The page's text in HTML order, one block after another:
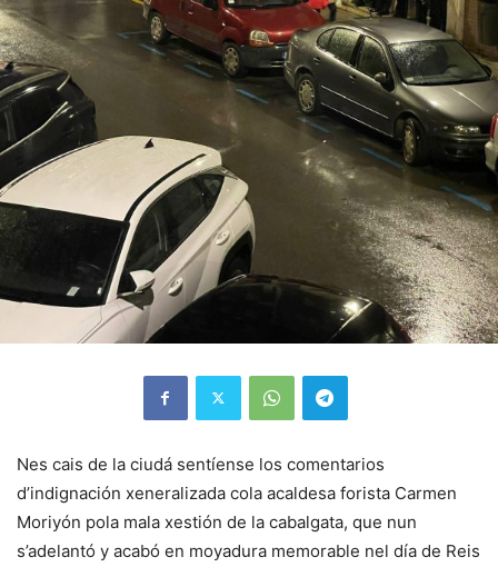
Nes cais de la ciudá sentíense los comentarios
d’indignación xeneralizada cola acaldesa forista Carmen
Moriyón pola mala xestión de la cabalgata, que nun
s’adelantó y acabó en moyadura memorable nel día de Reis